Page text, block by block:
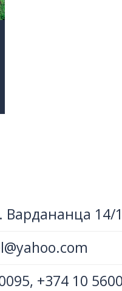
Вардананца 14/
+374 10